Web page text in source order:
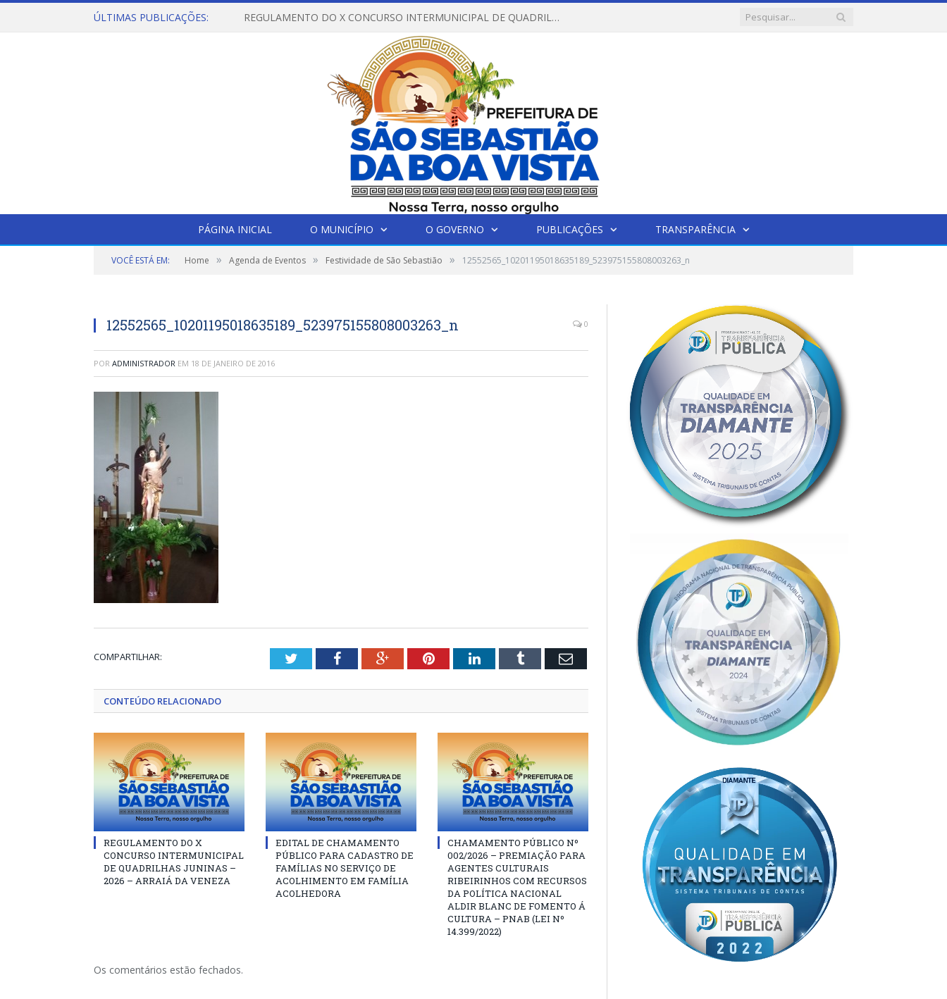
ÚLTIMAS PUBLICAÇÕES: REGULAMENTO DO X CONCURSO INTERMUNICIPAL DE QUADRILHAS JUNINAS – 2026 – ARRAIÁ DA VENEZA
PÁGINA INICIAL O MUNICÍPIO O GOVERNO PUBLICAÇÕES TRANSPARÊNCIA
VOCÊ ESTÁ EM: Home » Agenda de Eventos » Festividade de São Sebastião » 12552565_10201195018635189_523975155808003263_n
12552565_10201195018635189_523975155808003263_n 0
POR ADMINISTRADOR EM 18 DE JANEIRO DE 2016
COMPARTILHAR: TwitterFacebookGoogle+PinterestLinkedInTumblr Email
CONTEÚDO RELACIONADO
REGULAMENTO DO X
CONCURSO INTERMUNICIPAL
DE QUADRILHAS JUNINAS –
2026 – ARRAIÁ DA VENEZA
EDITAL DE CHAMAMENTO
PÚBLICO PARA CADASTRO DE
FAMÍLIAS NO SERVIÇO DE
ACOLHIMENTO EM FAMÍLIA
ACOLHEDORA
CHAMAMENTO PÚBLICO Nº
002/2026 – PREMIAÇÃO PARA
AGENTES CULTURAIS
RIBEIRINHOS COM RECURSOS
DA POLÍTICA NACIONAL
ALDIR BLANC DE FOMENTO Á
CULTURA – PNAB (LEI Nº
14.399/2022)
Os comentários estão fechados.